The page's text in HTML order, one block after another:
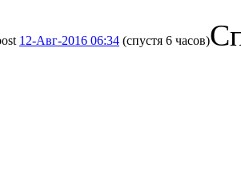
12-Авг-2016 06:34 (спустя 6 часов)